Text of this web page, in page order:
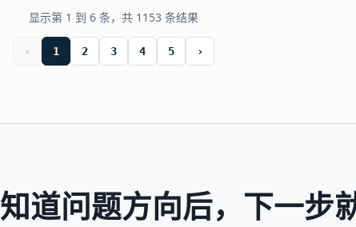
显示第 1 到 6 条，共 1153 条结果
‹ 1 2 3 4 5 ›
知道问题方向后，下一步